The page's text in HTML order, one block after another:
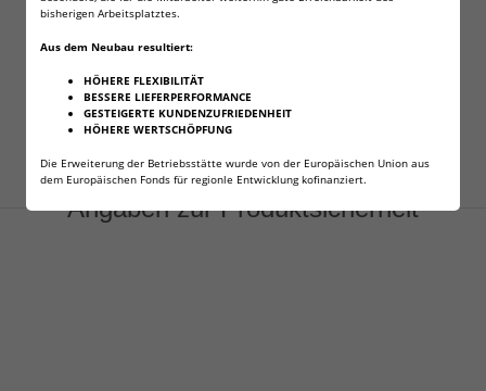
bisherigen Arbeitsplatztes.
Aus dem Neubau resultiert:
HÖHERE FLEXIBILITÄT
BESSERE LIEFERPERFORMANCE
GESTEIGERTE KUNDENZUFRIEDENHEIT
HÖHERE WERTSCHÖPFUNG
Die Erweiterung der Betriebsstätte wurde von der Europäischen Union aus
dem Europäischen Fonds für regionle Entwicklung kofinanziert.
Angaben zur Produktsicherheit